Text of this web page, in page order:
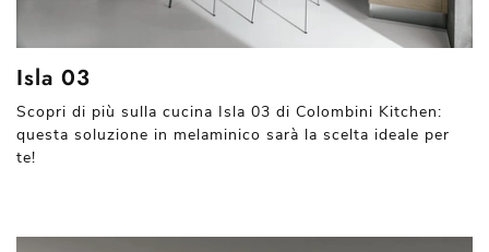
Isla 03
Scopri di più sulla cucina Isla 03 di Colombini Kitchen:
questa soluzione in melaminico sarà la scelta ideale per
te!